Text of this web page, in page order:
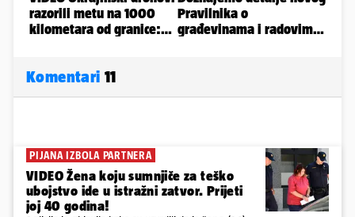
Komentari 11
PIJANA IZBOLA PARTNERA
VIDEO Žena koju sumnjiče za teško
ubojstvo ide u istražni zatvor. Prijeti
joj 40 godina!